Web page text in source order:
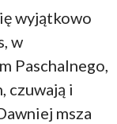
wyjątkowo
w
Paschalnego,
czuwają i
msza